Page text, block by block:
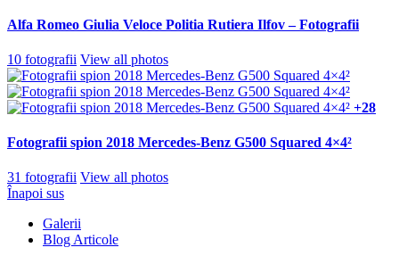
Alfa Romeo Giulia Veloce Politia Rutiera Ilfov – Fotografii
10 fotografii View all photos
+28
Fotografii spion 2018 Mercedes-Benz G500 Squared 4×4²
31 fotografii View all photos
Înapoi sus
Galerii
Blog Articole